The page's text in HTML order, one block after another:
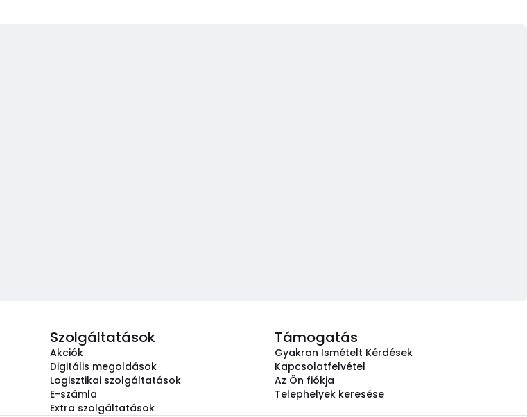
Szolgáltatások
Akciók
Digitális megoldások
Logisztikai szolgáltatások
E-számla
Extra szolgáltatások
Támogatás
Gyakran Ismételt Kérdések
Kapcsolatfelvétel
Az Ön fiókja
Telephelyek keresése